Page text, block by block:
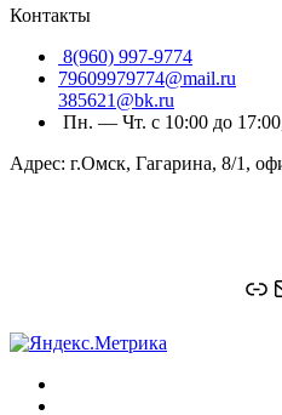
Контакты
8(960) 997-9774
79609979774@mail.ru
385621@bk.ru
Пн. — Чт. с 10:00 до
Адрес: г.Омск, Гагарина, 8/1,